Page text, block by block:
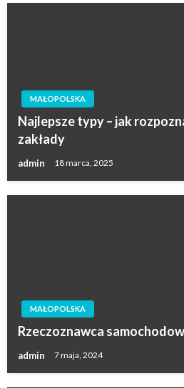
MAŁOPOLSKA
Najlepsze typy – jak
zakłady
admin 18 marca, 2025
MAŁOPOLSKA
Rzeczoznawca
admin 7 maja, 2024